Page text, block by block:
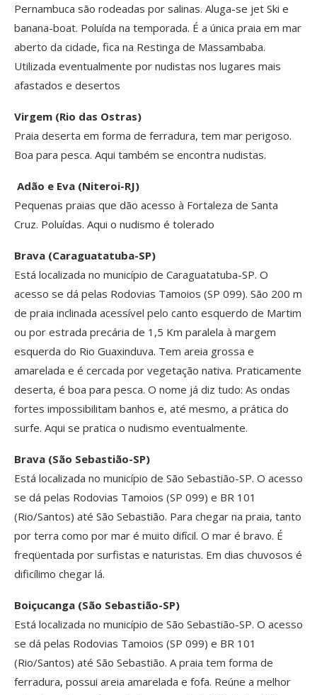
Pernambuca são rodeadas por salinas. Aluga-se jet Ski e
banana-boat. Poluída na temporada. É a única praia em mar
aberto da cidade, fica na Restinga de Massambaba.
Utilizada eventualmente por nudistas nos lugares mais
afastados e desertos
Virgem (Rio das Ostras)
Praia deserta em forma de ferradura, tem mar perigoso.
Boa para pesca. Aqui também se encontra nudistas.
Adão e Eva (Niteroi-RJ)
Pequenas praias que dão acesso à Fortaleza de Santa
Cruz. Poluídas. Aqui o nudismo é tolerado
Brava (Caraguatatuba-SP)
Está localizada no município de Caraguatatuba-SP. O
acesso se dá pelas Rodovias Tamoios (SP 099). São 200 m
de praia inclinada acessível pelo canto esquerdo de Martim
ou por estrada precária de 1,5 Km paralela à margem
esquerda do Rio Guaxinduva. Tem areia grossa e
amarelada e é cercada por vegetação nativa. Praticamente
deserta, é boa para pesca. O nome já diz tudo: As ondas
fortes impossibilitam banhos e, até mesmo, a prática do
surfe. Aqui se pratica o nudismo eventualmente.
Brava (São Sebastião-SP)
Está localizada no município de São Sebastião-SP. O acesso
se dá pelas Rodovias Tamoios (SP 099) e BR 101
(Rio/Santos) até São Sebastião. Para chegar na praia, tanto
por terra como por mar é muito difícil. O mar é bravo. É
freqüentada por surfistas e naturistas. Em dias chuvosos é
dificílimo chegar lá.
Boiçucanga (São Sebastião-SP)
Está localizada no município de São Sebastião-SP. O acesso
se dá pelas Rodovias Tamoios (SP 099) e BR 101
(Rio/Santos) até São Sebastião. A praia tem forma de
ferradura, possui areia amarelada e fofa. Reúne a melhor